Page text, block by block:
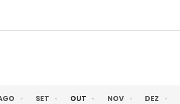
SET OUT NOV DEZ